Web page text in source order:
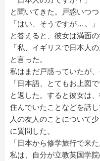
と聞いてきた。戸惑いつつ
「はい、そうですが…。」
と答えると、彼女は満面の
「私、イギリスで日本人
と言った。
私はまだ戸惑っていたが
「日本語、とてもお上図で
と返した。すると彼女は
住んでいたことなどを話
人の友人のことについて
に質問した。
「日本から修学旅行で来た
私は、自分が立教英国学